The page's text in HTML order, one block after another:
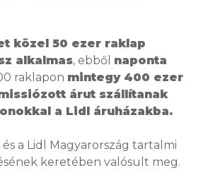
közel 50 ezer raklap
alkalmas, ebből naponta
raklapon mintegy 400 ezer
árut szállítanak
a Lidl áruházakba.
a Lidl Magyarország tartalmi
keretében valósult meg.